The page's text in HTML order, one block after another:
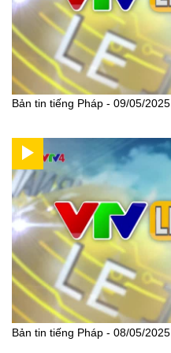
Bản tin tiếng Pháp - 09/05/2025
Bản tin tiếng Pháp - 08/05/2025